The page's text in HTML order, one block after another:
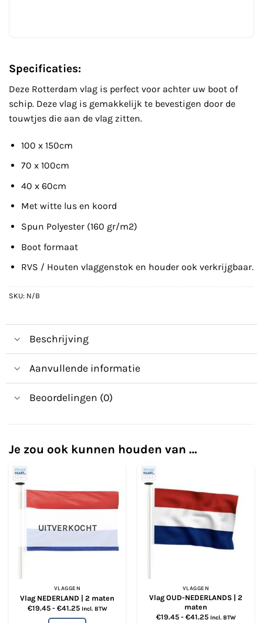
Specificaties:
Deze Rotterdam vlag is perfect voor achter uw boot of
schip. Deze vlag is gemakkelijk te bevestigen door de
touwtjes die aan de vlag zitten.
100 x 150cm
70 x 100cm
40 x 60cm
Met witte lus en koord
Spun Polyester (160 gr/m2)
Boot formaat
RVS / Houten vlaggenstok en houder ook verkrijgbaar.
SKU: N/B
Beschrijving
Aanvullende informatie
Beoordelingen (0)
Je zou ook kunnen houden van …
UITVERKOCHT
VLAGGEN
Vlag NEDERLAND | 2 maten
€19.45 - €41.25Prijsklasse:
Incl. BTW
VLAGGEN
Vlag OUD-NEDERLANDS | 2
maten
€19.45 - €41.25Prijsklasse:
Incl. BTW